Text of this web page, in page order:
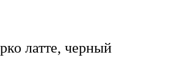
латте, черный